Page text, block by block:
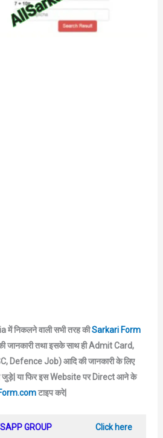
में निकलने वाली सभी तरह कीSarkari Form
तथा इसके साथ ही Admit Card,
Defence Job) आदि की जानकारी के लिए
जुड़े| या फिर इस Website पर Direct आने के
टाइप करे|
GROUP Click here